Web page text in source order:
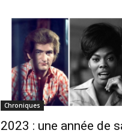
Chroniques
2023 : une année de